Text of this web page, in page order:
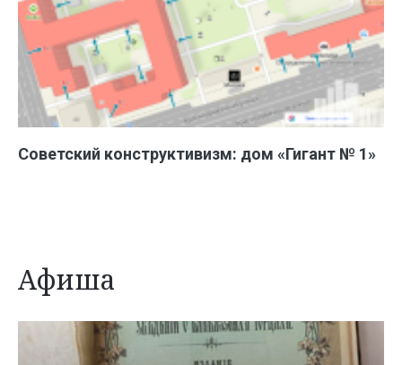
Советский конструктивизм: дом «Гигант № 1»
Афиша